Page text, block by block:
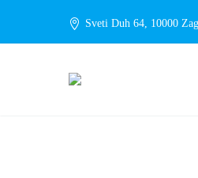
Sveti Duh 64, 10000